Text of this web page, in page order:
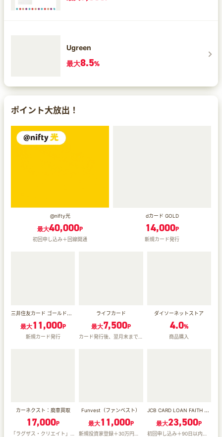
Ugreen
最大8.5%
ポイント大放出！
@nifty光
最大40,000P
初回申し込み＋回線開通
dカード GOLD
14,000P
新規カード発行
三井住友カード ゴールド（NL）オーロラデザイン
最大11,000P
新規カード発行
ライフカード
最大7,500P
ダイソーネットストア
4.0%
商品購入
カーネクスト：廃車買取
17,000P
「ラグザス・クリエイト」での初回申し込み＋30日以内の売却成立
Funvest（ファンベスト）
最大11,000P
新規投資家登録＋30万円以上の投資完了
JCB CARD LOAN FAITH 借入予約
最大23,500P
初回申し込み＋90日以内の審査通過＋借入予約サービス10万円以上の申込完了